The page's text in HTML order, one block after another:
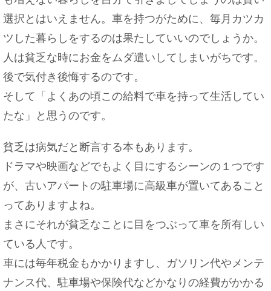
選択とはいえません。車を持つがために、毎月カツカ
ツした暮らしをするのは果たしていいのでしょうか。
人は貧乏な時にお金をムダ遣いしてしまいがちです。
後で気付き後悔するのです。
そして「よくあの頃この給料で車を持って生活してい
たな」と思うのです。
貧乏は病気だと断言する本もあります。
ドラマや映画などでもよく目にするシーンの１つです
が、古いアパートの駐車場に高級車が置いてあること
ってありますよね。
まさにそれが貧乏なことに目をつぶって車を所有しい
ている人です。
車には毎年税金もかかりますし、ガソリン代やメンテ
ナンス代、駐車場や保険代などかなりの経費がかかる